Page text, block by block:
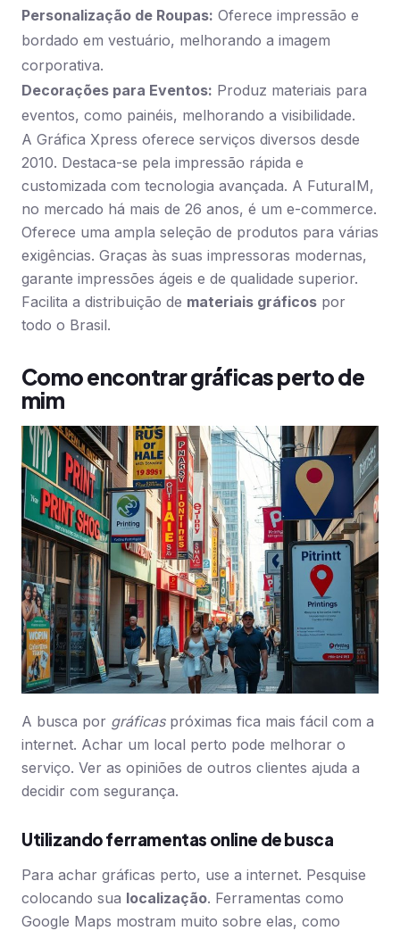
Personalização de Roupas: Oferece impressão e
bordado em vestuário, melhorando a imagem
corporativa.
Decorações para Eventos: Produz materiais para
eventos, como painéis, melhorando a visibilidade.
A Gráfica Xpress oferece serviços diversos desde
2010. Destaca-se pela impressão rápida e
customizada com tecnologia avançada. A FuturaIM,
no mercado há mais de 26 anos, é um e-commerce.
Oferece uma ampla seleção de produtos para várias
exigências. Graças às suas impressoras modernas,
garante impressões ágeis e de qualidade superior.
Facilita a distribuição de materiais gráficos por
todo o Brasil.
Como encontrar gráficas perto de
mim
A busca por gráficaspróximas fica mais fácil com a
internet. Achar um local perto pode melhorar o
serviço. Ver as opiniões de outros clientes ajuda a
decidir com segurança.
Utilizando ferramentas online de busca
Para achar gráficas perto, use a internet. Pesquise
colocando sua localização. Ferramentas como
Google Maps mostram muito sobre elas, como